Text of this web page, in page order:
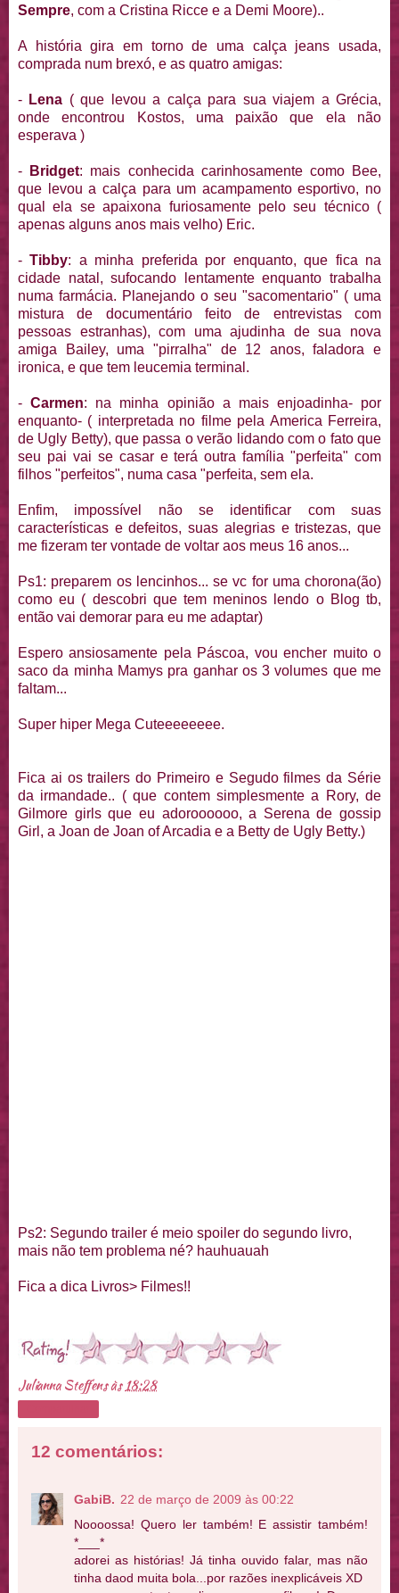
Sempre, com a Cristina Ricce e a Demi Moore)..
A história gira em torno de uma calça jeans usada,
comprada num brexó, e as quatro amigas:
- Lena ( que levou a calça para sua viajem a Grécia,
onde encontrou Kostos, uma paixão que ela não
esperava )
- Bridget: mais conhecida carinhosamente como Bee,
que levou a calça para um acampamento esportivo, no
qual ela se apaixona furiosamente pelo seu técnico (
apenas alguns anos mais velho) Eric.
-Tibby: a minha preferida por enquanto, que fica na
cidade natal, sufocando lentamente enquanto trabalha
numa farmácia. Planejando o seu "sacomentario" ( uma
mistura de documentário feito de entrevistas com
pessoas estranhas), com uma ajudinha de sua nova
amiga Bailey, uma "pirralha" de 12 anos, faladora e
ironica, e que tem leucemia terminal.
-Carmen: na minha opinião a mais enjoadinha- por
enquanto- ( interpretada no filme pela America Ferreira,
de Ugly Betty), que passa o verão lidando com o fato que
seu pai vai se casar e terá outra família "perfeita" com
filhos "perfeitos", numa casa "perfeita, sem ela.
Enfim, impossível não se identificar com suas
características e defeitos, suas alegrias e tristezas, que
me fizeram ter vontade de voltar aos meus 16 anos...
Ps1: preparem os lencinhos... se vc for uma chorona(ão)
como eu ( descobri que tem meninos lendo o Blog tb,
então vai demorar para eu me adaptar)
Espero ansiosamente pela Páscoa, vou encher muito o
saco da minha Mamys pra ganhar os 3 volumes que me
faltam...
Super hiper Mega Cuteeeeeeee.
Fica ai os trailers do Primeiro e Segudo filmes da Série
da irmandade.. ( que contem simplesmente a Rory, de
Gilmore girls que eu adoroooooo, a Serena de gossip
Girl, a Joan de Joan of Arcadia e a Betty de Ugly Betty.)
Ps2: Segundo trailer é meio spoil er do segundo livro,
mais não tem problema né? hauhuauah
Fica a dica Livros> Filmes!!
Julianna Steffensàs 18:28
12 comentários:
GabiB. 22 de março de 2009 às 00:22
Noooossa! Quero ler também! E assistir também!
*___*
adorei as histórias! Já tinha ouvido falar, mas não
tinha daod muita bola...por razões inexplicáveis XD